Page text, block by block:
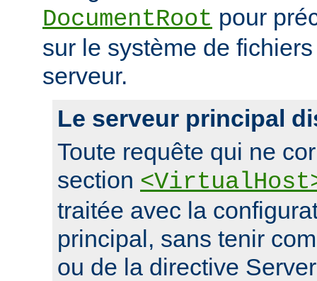
DocumentRoot pour
sur le système de
serveur.
Le serveur principal
Toute requête qui ne
section
traitée avec la
principal, sans tenir
ou de la directive